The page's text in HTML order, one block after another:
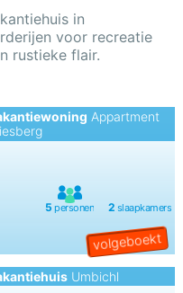
in
voor recreatie
rustieke flair.
Appartment
Umbichl